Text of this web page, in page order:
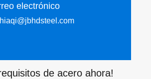
electrónico
de acero ahora!